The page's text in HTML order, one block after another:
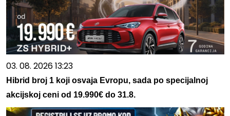
03. 08. 2026 13:23
Hibrid broj 1 koji osvaja Evropu, sada po specijalnoj
akcijskoj ceni od 19.990€ do 31.8.